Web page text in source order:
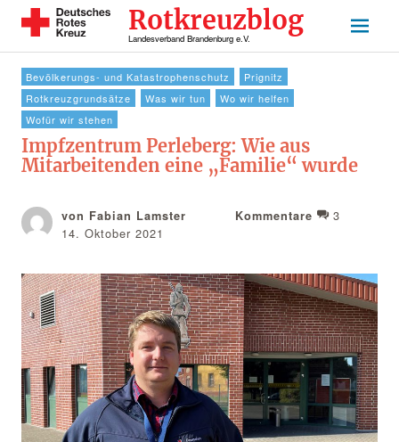
Rotkreuzblog
Landesverband Brandenburg e.V.
Bevölkerungs- und Katastrophenschutz
Prignitz
Rotkreuzgrundsätze
Was wir tun
Wo wir helfen
Wofür wir stehen
Impfzentrum Perleberg: Wie aus
Mitarbeitenden eine „Familie“ wurde
von Fabian Lamster
14. Oktober 2021
Kommentare 3